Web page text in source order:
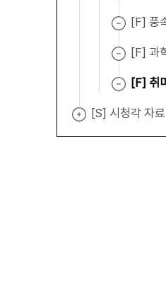
[F] 풍
[F] 과
[F] 취
[S] 시청각 자료